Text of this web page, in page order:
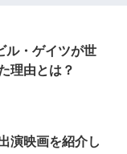
ル・ゲイツが世
理由とは？
演映画を紹介し